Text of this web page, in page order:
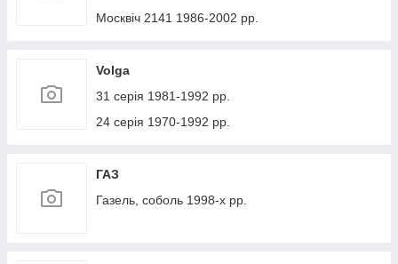
Москвіч 2141 1986-2002 рр.
Volga
31 серія 1981-1992 рр.
24 серія 1970-1992 рр.
ГАЗ
Газель, соболь 1998-х рр.